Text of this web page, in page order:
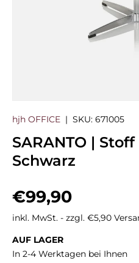
hjh OFFICE | SKU: 671005
SARANTO |
Schwarz
Normaler Preis
€99,90
inkl. MwSt. - zzgl. €5,90
AUF LAGER
In 2-4 Werktagen bei Ihnen